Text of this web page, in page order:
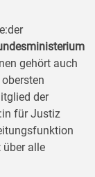
gehört auch
der
für Justiz
alle